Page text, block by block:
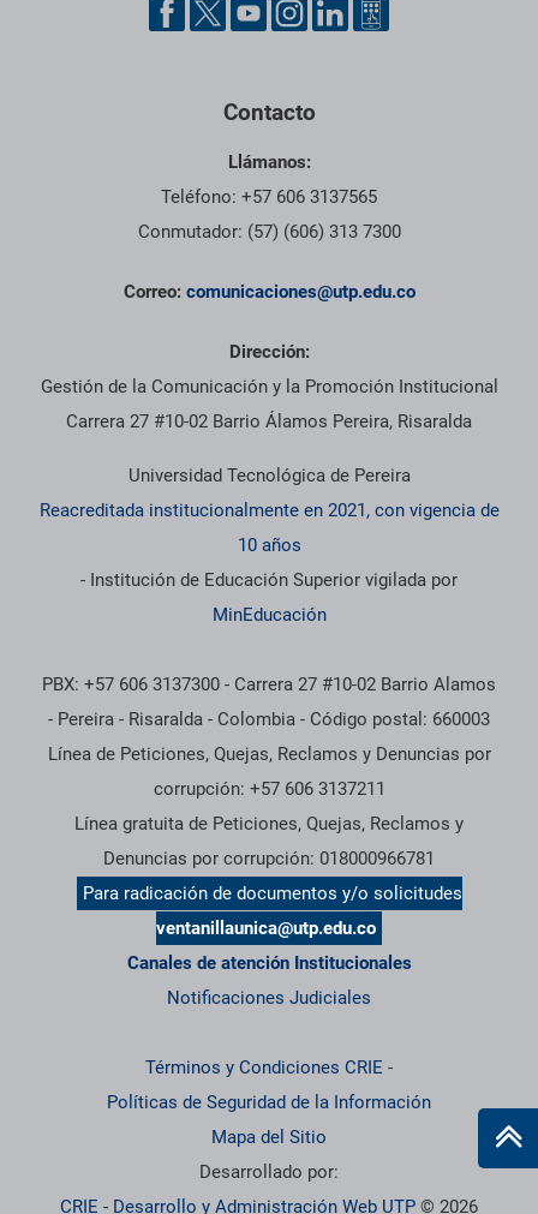
Contacto
Llámanos:
Teléfono: +57 606 3137565
Conmutador: (57) (606) 313 7300
Correo: comunicaciones@utp.edu.co
Dirección:
Gestión de la Comunicación y la Promoción Institucional
Carrera 27 #10-02 Barrio Álamos Pereira, Risaralda
Universidad Tecnológica de Pereira
Reacreditada institucionalmente en 2021, con vigencia de
10 años
- Institución de Educación Superior vigilada por
MinEducación
PBX: +57 606 3137300 - Carrera 27 #10-02 Barrio Alamos
- Pereira - Risaralda - Colombia - Código postal: 660003
Línea de Peticiones, Quejas, Reclamos y Denuncias por
corrupción: +57 606 3137211
Línea gratuita de Peticiones, Quejas, Reclamos y
Denuncias por corrupción: 018000966781
Para radicación de documentos y/o solicitudes
ventanillaunica@utp.edu.co
Canales de atención Institucionales
Notificaciones Judiciales
Términos y Condiciones CRIE -
Políticas de Seguridad de la Información
Mapa del Sitio
Desarrollado por:
CRIE - Desarrollo y Administración Web UTP © 2026